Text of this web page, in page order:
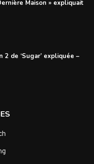
Maison » expliquait
2 de ‘Sugar’ expliquée –